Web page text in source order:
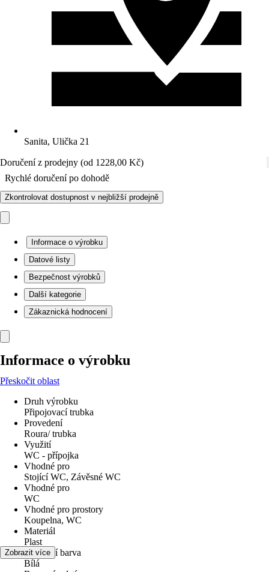
Sanita, Ulička 21
Doručení z prodejny (od 1228,00 Kč)
Rychlé doručení po dohodě
Zkontrolovat dostupnost v nejbližší prodejně
Informace o výrobku
Datové listy
Bezpečnost výrobků
Další kategorie
Zákaznická hodnocení
Informace o výrobku
Přeskočit oblast
Druh výrobku
Připojovací trubka
Provedení
Roura/ trubka
Využití
WC - přípojka
Vhodné pro
Stojící WC, Závěsné WC
Vhodné pro
WC
Vhodné pro prostory
Koupelna, WC
Materiál
Plast
Základní barva
Bílá
Zobrazit více